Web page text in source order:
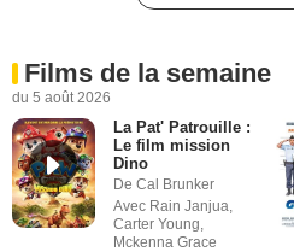
Films de la semaine
du 5 août 2026
La Pat' Patrouille :
Le film mission
Dino
De Cal Brunker
Avec Rain Janjua,
Carter Young,
Mckenna Grace